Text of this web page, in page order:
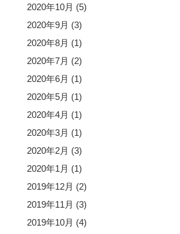
2020年10月 (5)
2020年9月 (3)
2020年8月 (1)
2020年7月 (2)
2020年6月 (1)
2020年5月 (1)
2020年4月 (1)
2020年3月 (1)
2020年2月 (3)
2020年1月 (1)
2019年12月 (2)
2019年11月 (3)
2019年10月 (4)